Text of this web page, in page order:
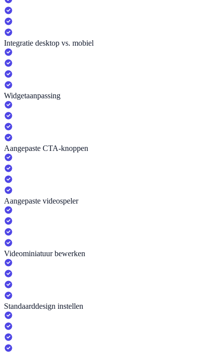
Integratie desktop vs. mobiel
Widgetaanpassing
Aangepaste CTA-knoppen
Aangepaste videospeler
Videominiatuur bewerken
Standaarddesign instellen